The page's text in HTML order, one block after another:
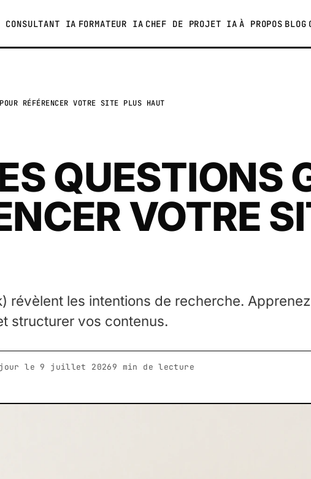
CONSULTANT IA FORMATEUR IA CHEF DE PROJET IA À PROPOS BLOG
RÉFÉRENCER VOTRE SITE PLUS HAUT
QUESTIONS
VOTRE
révèlent les intentions de recherche.
structurer vos contenus.
le 9 juillet 20269 min de lecture